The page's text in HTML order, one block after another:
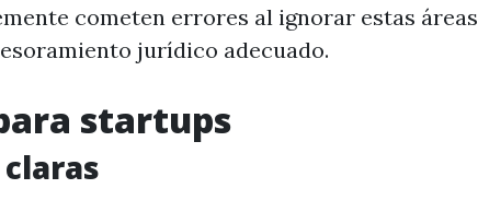
cometen errores al ignorar estas áreas
jurídico adecuado.
startups